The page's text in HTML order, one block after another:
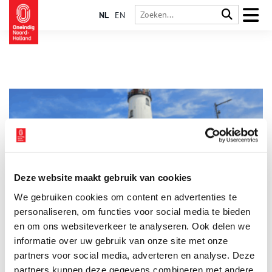
Deze website maakt gebruik van cookies
We gebruiken cookies om content en advertenties te
personaliseren, om functies voor social media te bieden
en om ons websiteverkeer te analyseren. Ook delen we
informatie over uw gebruik van onze site met onze
partners voor social media, adverteren en analyse. Deze
partners kunnen deze gegevens combineren met andere
NL EN
In het nieuwe MAX-programma Vuurtorenverhalen bezoekt
Kefah Allush acht vuurtorens langs de Nederlandse kust. Hij
zoekt uit hoe het mogelijk is dat deze vuurtorens oorlogen,
stormen en de digitalisering overleefden en waarom deze
gebouwen nog steeds bestaansrecht hebben. Ook ontmoet hij
in de vuurtorens in Egmond aan Zee, Burgh-Haamstede,
IJmuiden, Vlieland, Hoek van Holland, Urk, Texel en Enkhuizen
4 min